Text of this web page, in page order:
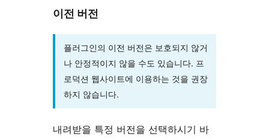
이전 버전
플러그인의 이전 버전은 보호되지 않거
나 안정적이지 않을 수도 있습니다. 프
로덕션 웹사이트에 이용하는 것을 권장
하지 않습니다.
내려받을 특정 버전을 선택하시기 바